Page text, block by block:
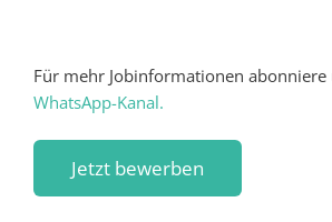
Für mehr Jobinformationen abonniere
WhatsApp-Kanal.